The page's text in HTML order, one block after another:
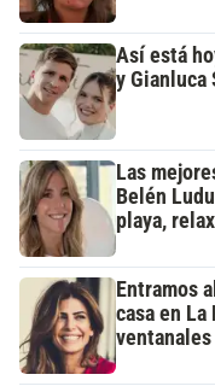
Así está
y Gianluca
Las
Belén
playa,
Entramos
casa en